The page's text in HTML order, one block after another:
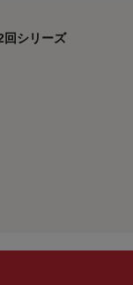
回シリーズ